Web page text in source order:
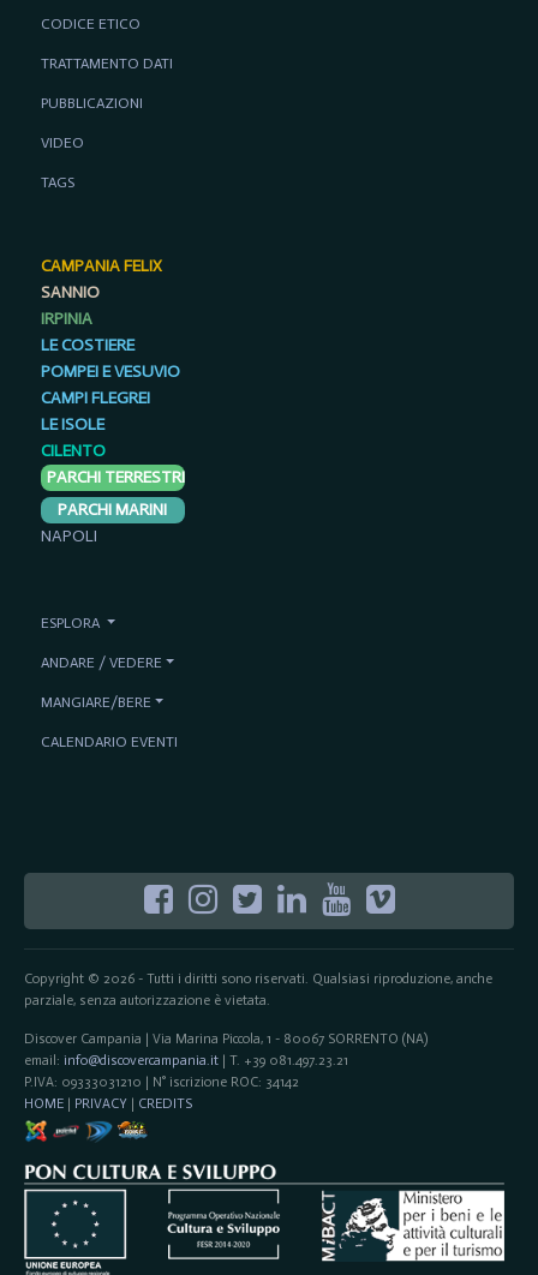
Copyright © 2026 - Tutti i diritti sono riservati. Qualsiasi riproduzione, anche
parziale, senza autorizzazione è vietata.
Discover Campania | Via Marina Piccola, 1 - 80067 SORRENTO (NA)
email: info@discovercampania.it| T. +39 081.497.23.21
P.IVA: 09333031210 | N° iscrizione ROC: 34142
HOME| PRIVACY | CREDITS
CODICE ETICO
TRATTAMENTO DATI
PUBBLICAZIONI
VIDEO
TAGS
CAMPANIA FELIX
SANNIO
IRPINIA
LE COSTIERE
POMPEI E VESUVIO
CAMPI FLEGREI
LE ISOLE
CILENTO
PARCHI TERRESTRI
PARCHI MARINI
NAPOLI
ESPLORA
ANDARE / VEDERE
MANGIARE/BERE
CALENDARIO EVENTI